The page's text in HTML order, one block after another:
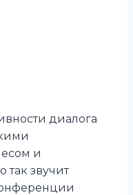
диалога
и
звучит